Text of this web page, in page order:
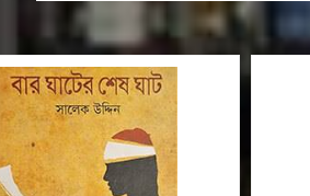
ডাইনামিক
জন্য ভালো
একটি
দেশের সেরা ওয়েব
দীর্ঘ ১৭ বছর বাংলাদেশে
হোস্টিং সেবা প্রদান করে
লিনাক্স এবং উইন্ডোজ ওয়েব